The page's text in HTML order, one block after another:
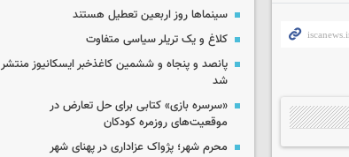
سینماها روز اربعین تعطیل هستند
کلاغ و یک تریلر سیاسی متفاوت
پانصد و پنجاه و ششمین کاغذخبر ایسکانیوز منتشر
شد
«سرسره بازی» کتابی برای حل تعارض در
موقعیت‌های روزمره کودکان
محرم شهر؛ پژواک عزاداری در پهنای شهر